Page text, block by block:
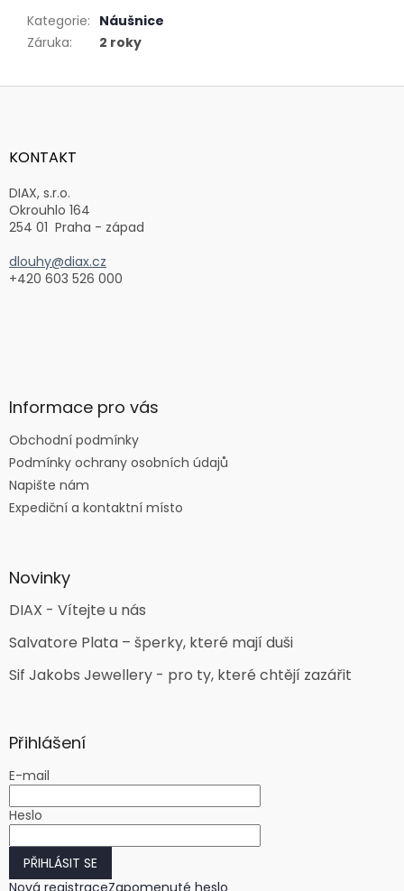
Kategorie: Náušnice
Záruka: 2 roky
Z
aKONTAKT
DIAX, s.r.o.
Okrouhlo 164
254 01 Praha - západ
dlouhy@diax.cz
+420 603 526 000
Informace pro vás
Obchodní podmínky
Podmínky ochrany osobních údajů
Napište nám
Expediční a kontaktní místo
Novinky
DIAX - Vítejte u nás
Salvatore Plata – šperky, které mají duši
Sif Jakobs Jewellery - pro ty, které chtějí zazářit
Přihlášení
E-mail
Heslo
PŘIHLÁSIT SE
Nová registraceZapomenuté heslo